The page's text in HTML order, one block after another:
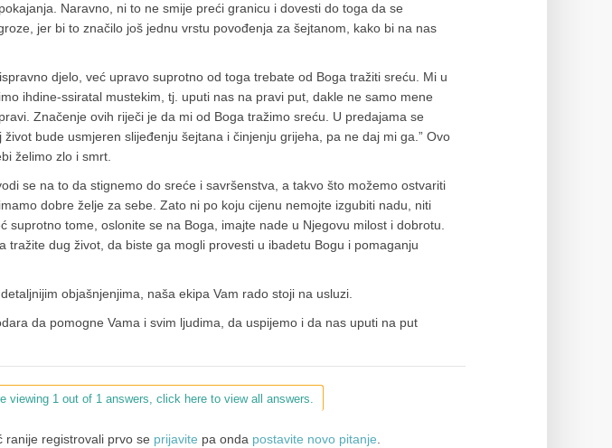
Naravno, ni to ne smije preći granicu i dovesti do toga da se
jer bi to značilo još jednu vrstu povođenja za šejtanom, kako bi na nas
djelo, već upravo suprotno od toga trebate od Boga tražiti sreću. Mi u
ihdine-ssiratal mustekim, tj. uputi nas na pravi put, dakle ne samo mene
Značenje ovih riječi je da mi od Boga tražimo sreću. U predajama se
život bude usmjeren slijeđenju šejtana i činjenju grijeha, pa ne daj mi ga.” Ovo
želimo zlo i smrt.
se na to da stignemo do sreće i savršenstva, a takvo što možemo ostvariti
dobre želje za sebe. Zato ni po koju cijenu nemojte izgubiti nadu, niti
suprotno tome, oslonite se na Boga, imajte nade u Njegovu milost i dobrotu.
tražite dug život, da biste ga mogli provesti u ibadetu Bogu i pomaganju
objašnjenjima, naša ekipa Vam rado stoji na usluzi.
da pomogne Vama i svim ljudima, da uspijemo i da nas uputi na put
viewing 1 out of 1 answers, click here to view all answers.
ranije registrovali prvo se prijavite pa onda postavite novo pitanje.